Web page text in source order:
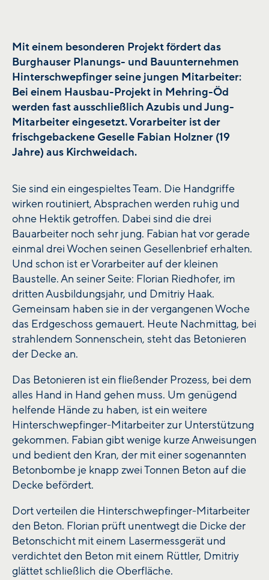
Mit einem besonderen Projekt fördert das
Burghauser Planungs- und Bauunternehmen
Hinterschwepfinger seine jungen Mitarbeiter:
Bei einem Hausbau-Projekt in Mehring-Öd
werden fast ausschließlich Azubis und Jung-
Mitarbeiter eingesetzt. Vorarbeiter ist der
frischgebackene Geselle Fabian Holzner (19
Jahre) aus Kirchweidach.
Sie sind ein eingespieltes Team. Die Handgriffe
wirken routiniert, Absprachen werden ruhig und
ohne Hektik getroffen. Dabei sind die drei
Bauarbeiter noch sehr jung. Fabian hat vor gerade
einmal drei Wochen seinen Gesellenbrief erhalten.
Und schon ist er Vorarbeiter auf der kleinen
Baustelle. An seiner Seite: Florian Riedhofer, im
dritten Ausbildungsjahr, und Dmitriy Haak.
Gemeinsam haben sie in der vergangenen Woche
das Erdgeschoss gemauert. Heute Nachmittag, bei
strahlendem Sonnenschein, steht das Betonieren
der Decke an.
Das Betonieren ist ein fließender Prozess, bei dem
alles Hand in Hand gehen muss. Um genügend
helfende Hände zu haben, ist ein weitere
Hinterschwepfinger-Mitarbeiter zur Unterstützung
gekommen. Fabian gibt wenige kurze Anweisungen
und bedient den Kran, der mit einer sogenannten
Betonbombe je knapp zwei Tonnen Beton auf die
Decke befördert.
Dort verteilen die Hinterschwepfinger-Mitarbeiter
den Beton. Florian prüft unentwegt die Dicke der
Betonschicht mit einem Lasermessgerät und
verdichtet den Beton mit einem Rüttler, Dmitriy
glättet schließlich die Oberfläche.